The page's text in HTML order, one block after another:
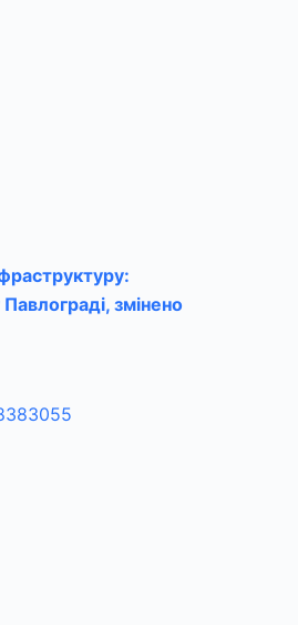
змінено